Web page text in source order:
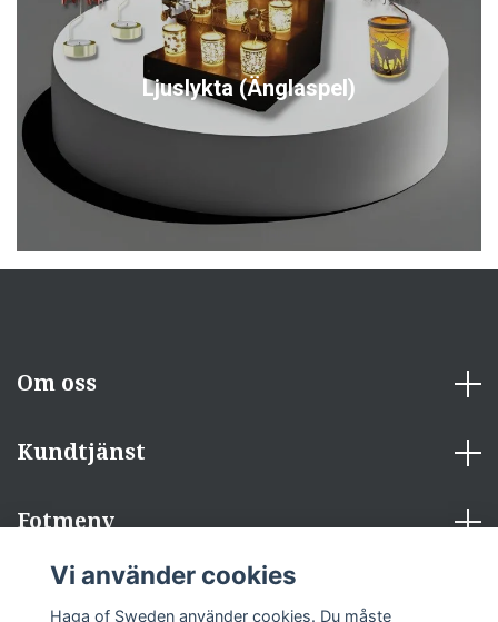
Ljuslykta (Änglaspel)
Om oss
Kundtjänst
Fotmeny
Sociala medier
Vi använder cookies
Haga of Sweden använder cookies. Du måste